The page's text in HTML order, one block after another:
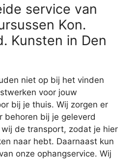
service van
Kon.
Kunsten in Den
niet op bij het vinden
voor jouw
bij je thuis. Wij zorgen er
behoren bij je geleverd
de transport, zodat je hier
naar hebt. Daarnaast kun
onze ophangservice. Wij